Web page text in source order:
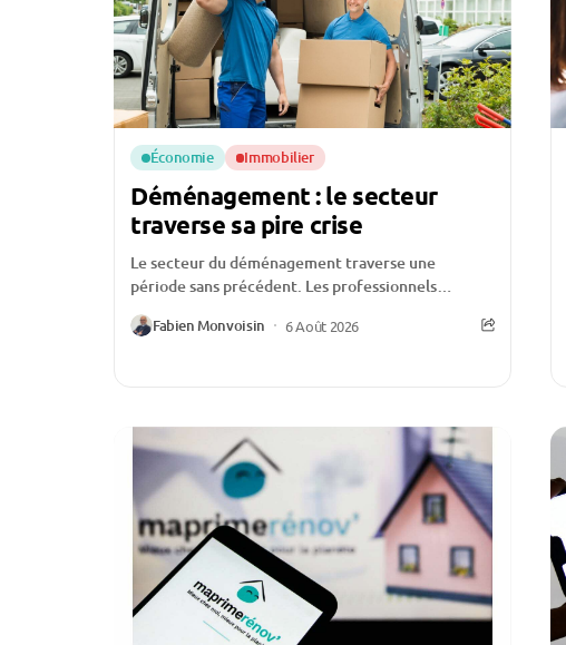
Économie Immobilier
Déménagement : le secteur
traverse sa pire crise
Le secteur du déménagement traverse une
période sans précédent. Les professionnels
évoquent une activité historiquement faible,
certains allant jusqu’à affirmer qu’ils n’ont «...
Fabien Monvoisin 6 Août 2026